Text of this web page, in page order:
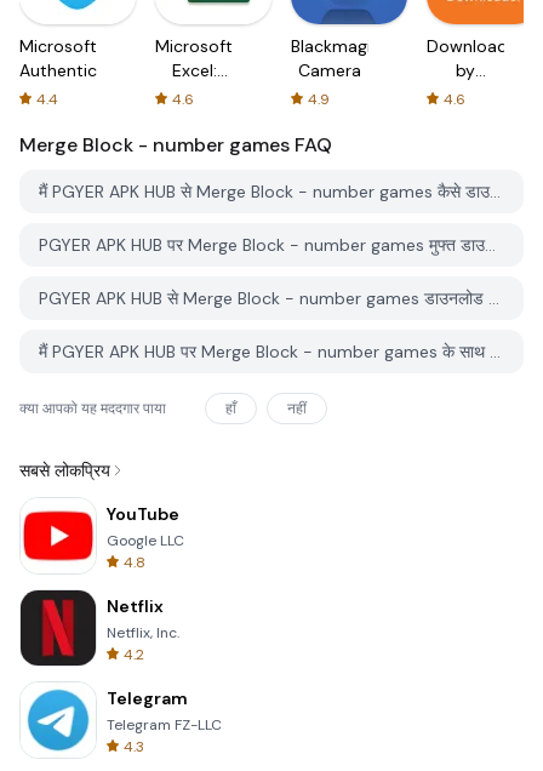
Microsoft
Authenticator
4.4
Microsoft
Excel:
Spreadsheets
4.6
Blackmagic
Camera
4.9
Downloader
by
AFTVnews
4.6
Merge Block - number games FAQ
मैं PGYER APK HUB से Merge Block - number games कैसे डाउनलोड करूं?
PGYER APK HUB पर Merge Block - number games मुफ्त डाउनलोड करने के लिए है?
PGYER APK HUB से Merge Block - number games डाउनलोड करने के लिए मुझे एक खाता चाहिए?
मैं PGYER APK HUB पर Merge Block - number games के साथ समस्या कैसे रिपोर्ट कर सकता हूँ?
क्या आपको यह मददगार पाया हाँ नहीं
सबसे लोकप्रिय
YouTube
Google LLC
4.8
Netflix
Netflix, Inc.
4.2
Telegram
Telegram FZ-LLC
4.3